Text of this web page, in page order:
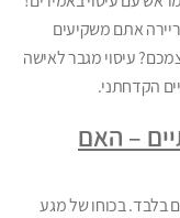
אתם משקיעים
עיסוי מגבר לאישה
הקדחתני.
– האם
בלבד. בכוחו של מגע